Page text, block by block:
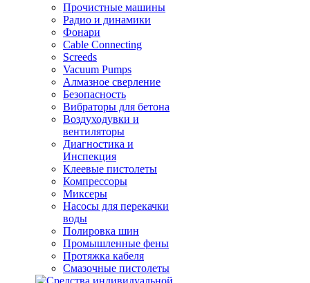
Прочистные машины
Радио и динамики
Фонари
Cable Connecting
Screeds
Vacuum Pumps
Алмазное сверление
Безопасность
Вибраторы для бетона
Воздуходувки и
вентиляторы
Диагностика и
Инспекция
Клеевые пистолеты
Компрессоры
Миксеры
Насосы для перекачки
воды
Полировка шин
Промышленные фены
Протяжка кабеля
Смазочные пистолеты